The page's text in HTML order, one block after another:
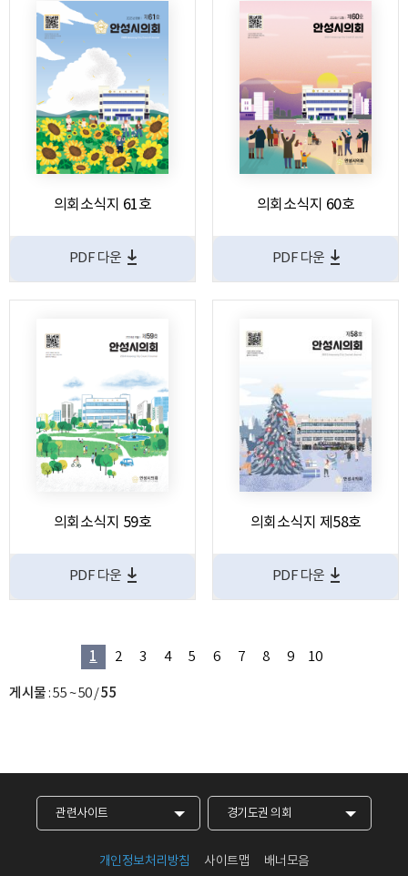
의회소식지 61호
PDF 다운
의회소식지 60호
PDF 다운
의회소식지 59호
PDF 다운
의회소식지 제58호
PDF 다운
1 2 3 4 5 6 7 8 9 10
게시물 :55 ~ 50/55
관련사이트 경기도권 의회
개인정보처리방침 사이트맵 배너모음